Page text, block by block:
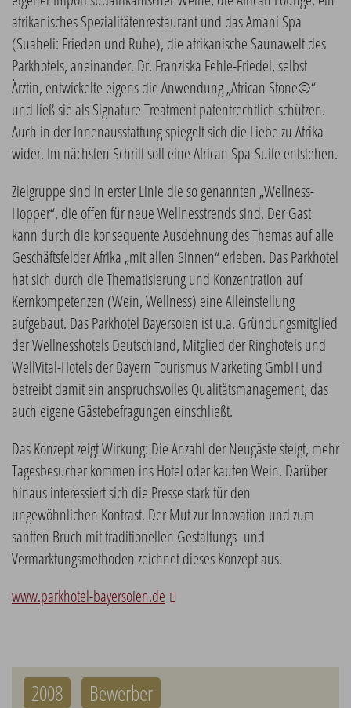
afrikanisches Spezialitätenrestaurant und das Amani Spa
(Suaheli: Frieden und Ruhe), die afrikanische Saunawelt des
Parkhotels, aneinander. Dr. Franziska Fehle-Friedel, selbst
Ärztin, entwickelte eigens die Anwendung „African Stone©“
und ließ sie als Signature Treatment patentrechtlich schützen.
Auch in der Innenausstattung spiegelt sich die Liebe zu Afrika
wider. Im nächsten Schritt soll eine African Spa-Suite entstehen.
Zielgruppe sind in erster Linie die so genannten „Wellness-
Hopper“, die offen für neue Wellnesstrends sind. Der Gast
kann durch die konsequente Ausdehnung des Themas auf alle
Geschäftsfelder Afrika „mit allen Sinnen“ erleben. Das Parkhotel
hat sich durch die Thematisierung und Konzentration auf
Kernkompetenzen (Wein, Wellness) eine Alleinstellung
aufgebaut. Das Parkhotel Bayersoien ist u.a. Gründungsmitglied
der Wellnesshotels Deutschland, Mitglied der Ringhotels und
WellVital-Hotels der Bayern Tourismus Marketing GmbH und
betreibt damit ein anspruchsvolles Qualitätsmanagement, das
auch eigene Gästebefragungen einschließt.
Das Konzept zeigt Wirkung: Die Anzahl der Neugäste steigt, mehr
Tagesbesucher kommen ins Hotel oder kaufen Wein. Darüber
hinaus interessiert sich die Presse stark für den
ungewöhnlichen Kontrast. Der Mut zur Innovation und zum
sanften Bruch mit traditionellen Gestaltungs- und
Vermarktungsmethoden zeichnet dieses Konzept aus.
www.parkhotel-bayersoien.de
2008 Bewerber